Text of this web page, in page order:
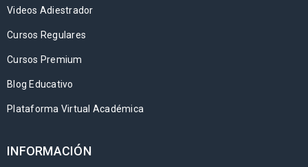
Videos Adiestrador
Cursos Regulares
Cursos Premium
Blog Educativo
Plataforma Virtual Académica
INFORMACIÓN